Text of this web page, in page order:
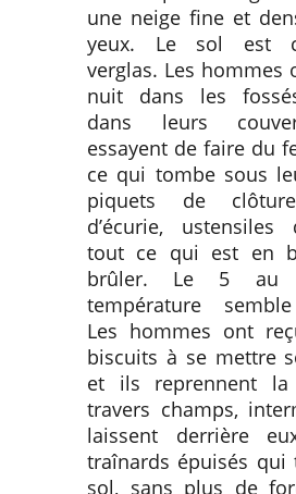
une neige fine et
yeux. Le sol est
verglas. Les hommes
nuit dans les
dans leurs
essayent de faire du
ce qui tombe sous
piquets de
d’écurie,
tout ce qui est en
brûler. Le 5 au
température
Les hommes ont
biscuits à se mettre
et ils reprennent la
travers champs,
laissent derrière
traînards épuisés qui
sol, sans plus de